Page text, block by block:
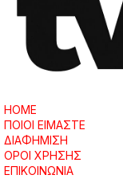
HOME
ΠΟΙΟΙ ΕΙΜΑΣΤΕ
ΔΙΑΦΗΜΙΣΗ
ΟΡΟΙ ΧΡΗΣΗΣ
ΕΠΙΚΟΙΝΩΝΙΑ